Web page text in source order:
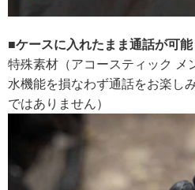
■ケースに入れたまま通話が可能
特殊素材（アコースティック メ
水機能を損なわず通話をお楽し
ではありません）